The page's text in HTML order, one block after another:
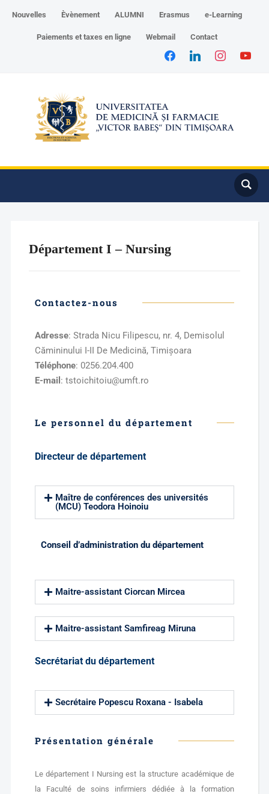
Nouvelles Èvènement ALUMNI Erasmus e-Learning
Paiements et taxes en ligne Webmail Contact
Département I – Nursing
Contactez-nous
Adresse: Strada Nicu Filipescu, nr. 4, Demisolul
Cămininului I-II De Medicină, Timișoara
Téléphone: 0256.204.400
E-mail : tstoichitoiu@umft.ro
Le personnel du département
Directeur de département
Maître de conférences des universités
(MCU) Teodora Hoinoiu
Conseil d’administration du département
Maitre-assistant Ciorcan Mircea
Maitre-assistant Samfireag Miruna
Secrétariat du département
Secrétaire Popescu Roxana - Isabela
Présentation générale
Le département I Nursing est la structure académique de
la Faculté de soins infirmiers dédiée à la formation